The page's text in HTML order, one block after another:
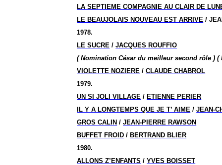
LA SEPTIEME COMPAGNIE AU CLAIR DE
LE BEAUJOLAIS NOUVEAU EST ARRIVE /
1978.
LE SUCRE /JACQUES ROUFFIO
( Nomination César du meilleur second rôle ) (
VIOLETTE NOZIERE /CLAUDE CHABROL
1979.
UN SI JOLI VILLAGE / ETIENNE PERIER
IL Y A LONGTEMPS QUE JE T’ AIME /JEAN-
GROS CALIN /JEAN-PIERRE RAWSON
BUFFET FROID / BERTRAND BLIER
1980.
ALLONS Z’ENFANTS /YVES BOISSET